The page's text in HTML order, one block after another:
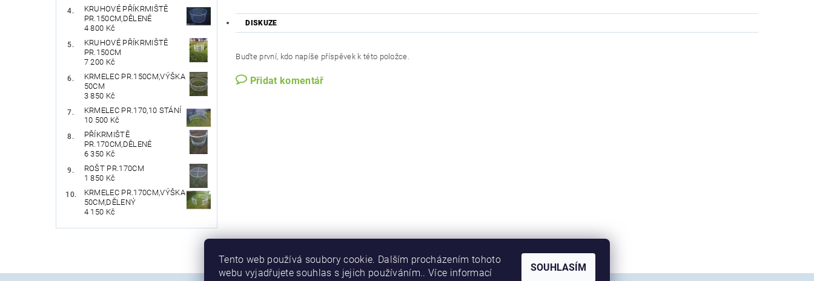
KRUHOVÉ PŘÍKRMIŠTĚ
PR.150CM,DĚLENÉ
4 800 Kč
KRUHOVÉ PŘÍKRMIŠTĚ
PR.150CM
7 200 Kč
KRMELEC PR.150CM,VÝŠKA
50CM
3 850 Kč
KRMELEC PR.170,10 STÁNÍ
10 500 Kč
PŘÍKRMIŠTĚ
PR.170CM,DĚLENÉ
6 350 Kč
ROŠT PR.170CM
1 850 Kč
KRMELEC PR.170CM,VÝŠKA
50CM,DĚLENÝ
4 150 Kč
DISKUZE
Buďte první, kdo napíše příspěvek k této položce.
Přidat komentář
Tento web používá soubory cookie. Dalším procházením tohoto
webu vyjadřujete souhlas s jejich používáním.. Více informací
SOUHLASÍM